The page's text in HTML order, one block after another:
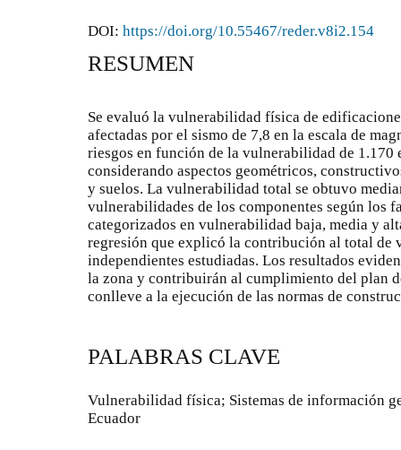
DOI: https://doi.org/10.55467/reder.v8i2.154
RESUMEN
Se evaluó la vulnerabilidad física de
afectadas por el sismo de 7,8 en la escala de
riesgos en función de la vulnerabilidad de 1.170
considerando aspectos geométricos,
y suelos. La vulnerabilidad total se obtuvo
vulnerabilidades de los componentes según los
categorizados en vulnerabilidad baja, media y
regresión que explicó la contribución al total de
independientes estudiadas. Los resultados
la zona y contribuirán al cumplimiento del plan
conlleve a la ejecución de las normas de
PALABRAS CLAVE
Vulnerabilidad física; Sistemas de información
Ecuador